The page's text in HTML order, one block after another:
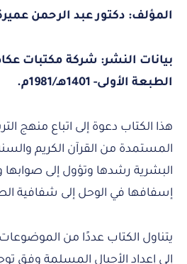
المؤلف: دكتور عبد الرحمن
بيانات النشر: شركة مكتبات
الطبعة الأولى- 1401هـ/1981م.
هذا الكتاب دعوة إلى اتباع منهج
المستمدة من القرآن الكريم
البشرية رشدها وتؤول إلى صوابها
إسفافها في الوحل إلى شفافية
يتناول الكتاب عددًا من
إلى إعداد الأجيال المسلمة وفق